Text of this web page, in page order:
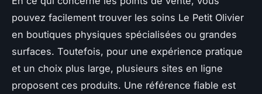
pouvez facilement trouver les soins Le Petit Olivier
en boutiques physiques spécialisées ou grandes
surfaces. Toutefois, pour une expérience pratique
et un choix plus large, plusieurs sites en ligne
proposent ces produits. Une référence fiable est